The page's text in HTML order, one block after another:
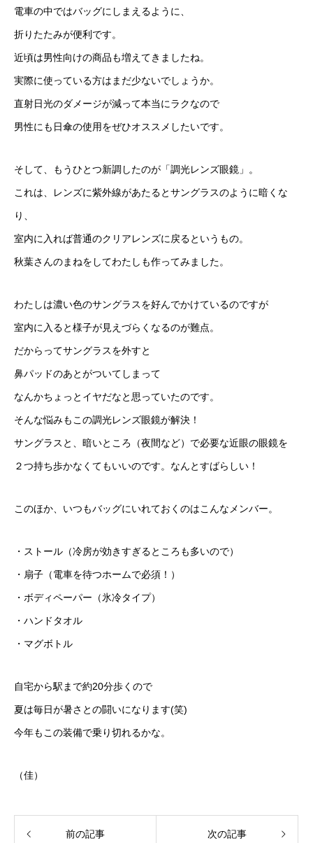
電車の中ではバッグにしまえるように、
折りたたみが便利です。
近頃は男性向けの商品も増えてきましたね。
実際に使っている方はまだ少ないでしょうか。
直射日光のダメージが減って本当にラクなので
男性にも日傘の使用をぜひオススメしたいです。
そして、もうひとつ新調したのが「調光レンズ眼鏡」。
これは、レンズに紫外線があたるとサングラスのように暗くな
り、
室内に入れば普通のクリアレンズに戻るというもの。
秋葉さんのまねをしてわたしも作ってみました。
わたしは濃い色のサングラスを好んでかけているのですが
室内に入ると様子が見えづらくなるのが難点。
だからってサングラスを外すと
鼻パッドのあとがついてしまって
なんかちょっとイヤだなと思っていたのです。
そんな悩みもこの調光レンズ眼鏡が解決！
サングラスと、暗いところ（夜間など）で必要な近眼の眼鏡を
２つ持ち歩かなくてもいいのです。なんとすばらしい！
このほか、いつもバッグにいれておくのはこんなメンバー。
・ストール（冷房が効きすぎるところも多いので）
・扇子（電車を待つホームで必須！）
・ボディペーパー（氷冷タイプ）
・ハンドタオル
・マグボトル
自宅から駅まで約20分歩くので
夏は毎日が暑さとの闘いになります(笑)
今年もこの装備で乗り切れるかな。
（佳）
前の記事 次の記事